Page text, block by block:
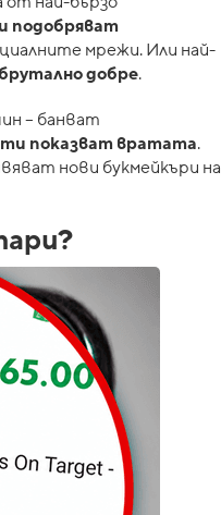
подобряват
мрежи. Или най-
добре.
– банват
ти показват вратата.
нови букмейкъри на